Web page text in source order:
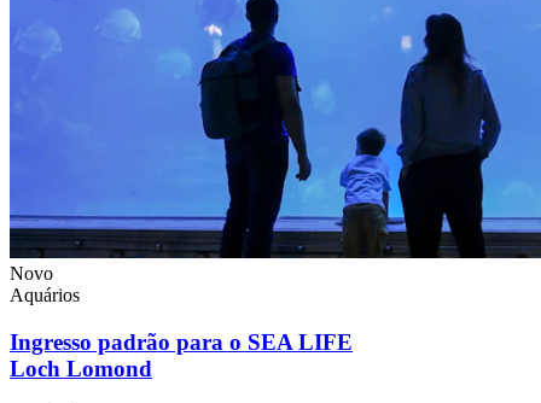
Novo
Aquários
Ingresso padrão para o SEA LIFE
Loch Lomond